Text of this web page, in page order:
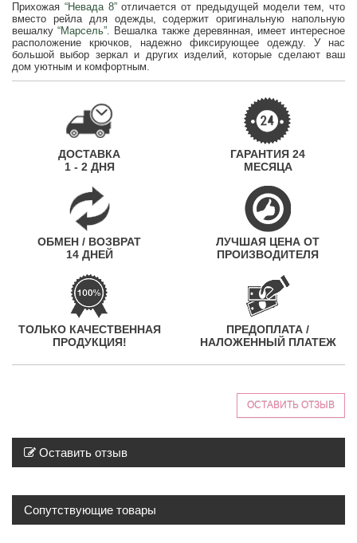
Прихожая “Невада 8”отличается от предыдущей модели тем, что
вместо рейла для одежды, содержит оригинальную напольную
вешалку“Марсель”. Вешалка также деревянная, имеет интересное
расположение крючков, надежно фиксирующее одежду. У нас
большой выбор зеркал и других изделий, которые сделают ваш
дом уютным и комфортным.
ДОСТАВКА
1 - 2 ДНЯ
ГАРАНТИЯ 24
МЕСЯЦА
ОБМЕН / ВОЗВРАТ
14 ДНЕЙ
ЛУЧШАЯ ЦЕНА ОТ
ПРОИЗВОДИТЕЛЯ
ТОЛЬКО КАЧЕСТВЕННАЯ
ПРОДУКЦИЯ!
ПРЕДОПЛАТА /
НАЛОЖЕННЫЙ ПЛАТЕЖ
ОСТАВИТЬ ОТЗЫВ
Оставить отзыв
Сопутствующие товары